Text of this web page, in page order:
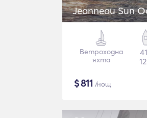
Jeanneau Sun
Ветроходна
яхта
$811 /нощ